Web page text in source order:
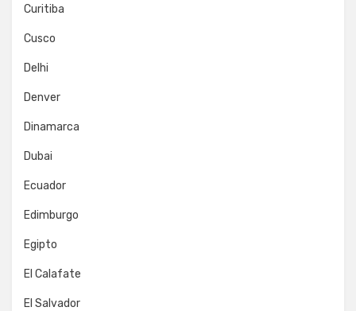
Curitiba
Cusco
Delhi
Denver
Dinamarca
Dubai
Ecuador
Edimburgo
Egipto
El Calafate
El Salvador